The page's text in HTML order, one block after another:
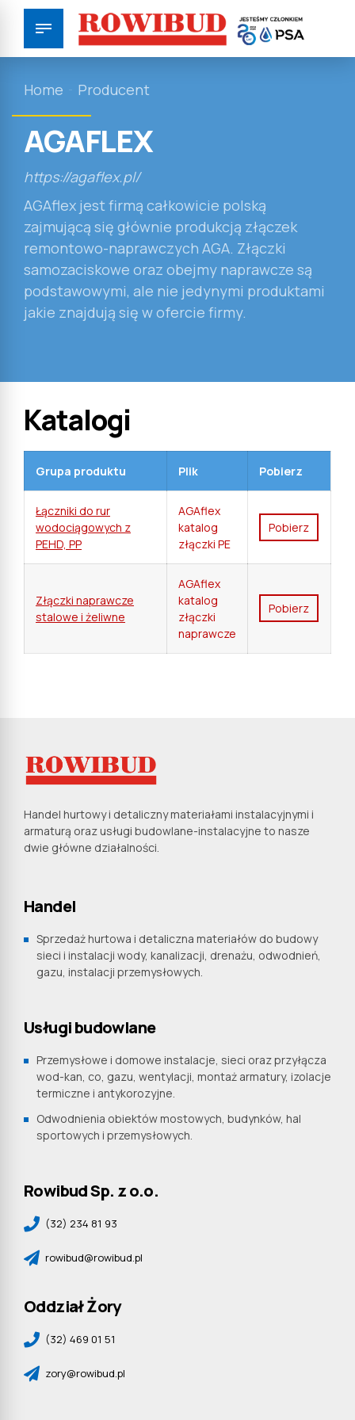
Home Producent
AGAFLEX
https://agaflex.pl/
AGAflex jest firmą całkowicie polską
zajmującą się głównie produkcją złączek
remontowo-naprawczych AGA. Złączki
samozaciskowe oraz obejmy naprawcze są
podstawowymi, ale nie jedynymi produktami
jakie znajdują się w ofercie firmy.
Katalogi
Grupa produktu Plik Pobierz
Łączniki do rur
wodociągowych z
PEHD, PP
AGAflex
katalog
złączki PE
pobierz
Złączki naprawcze
stalowe i żeliwne
AGAflex
katalog
złączki
naprawcze
pobierz
Handel hurtowy i detaliczny materiałami instalacyjnymi i
armaturą oraz usługi budowlane-instalacyjne to nasze
dwie główne działalności.
Handel
Sprzedaż hurtowa i detaliczna materiałów do budowy
sieci i instalacji wody, kanalizacji, drenażu, odwodnień,
gazu, instalacji przemysłowych.
Usługi budowlane
Przemysłowe i domowe instalacje, sieci oraz przyłącza
wod-kan, co, gazu, wentylacji, montaż armatury, izolacje
termiczne i antykorozyjne.
Odwodnienia obiektów mostowych, budynków, hal
sportowych i przemysłowych.
Rowibud Sp. z o.o.
(32) 234 81 93
rowibud@rowibud.pl
Oddział Żory
(32) 469 01 51
zory@rowibud.pl